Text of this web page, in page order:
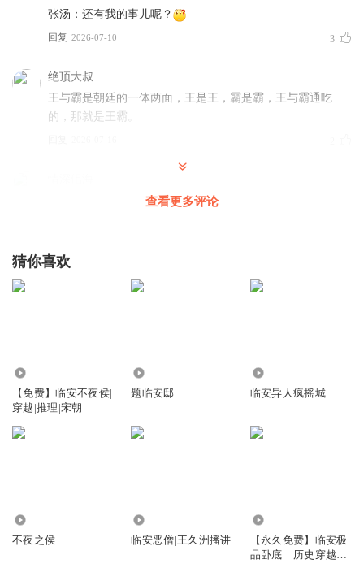
张汤：还有我的事儿呢？
回复 2026-07-10 3
绝顶大叔
王与霸是朝廷的一体两面，王是王，霸是霸，王与霸通吃
的，那就是王霸。
眼界小了吧，这刀也能砍皇帝…
溜边的黄花鱼_hi
查看更多评论
猜你喜欢
【免费】临安不夜侯|
穿越|推理|宋朝
题临安邸 临安异人疯摇城
不夜之侯 临安恶僧|王久洲播讲
【永久免费】临安极
品卧底｜历史穿越｜